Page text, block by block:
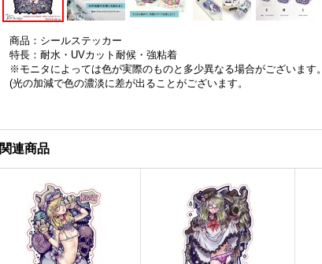
商品：シールステッカー
特長：耐水・UVカット耐候・強粘着
※モニタによっては色が実際のものと多少異なる場合がございます。
(光の加減で色の濃淡に差が出ることがございます。
関連商品